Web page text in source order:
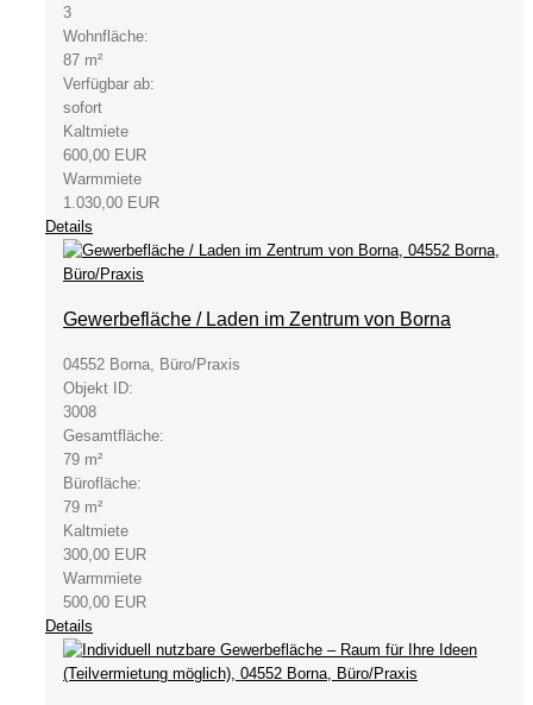
3
Wohnfläche:
87 m²
Verfügbar ab:
sofort
Kaltmiete
600,00 EUR
Warmmiete
1.030,00 EUR
Details
Gewerbefläche / Laden im Zentrum von Borna
04552 Borna, Büro/Praxis
Objekt ID:
3008
Gesamtfläche:
79 m²
Bürofläche:
79 m²
Kaltmiete
300,00 EUR
Warmmiete
500,00 EUR
Details